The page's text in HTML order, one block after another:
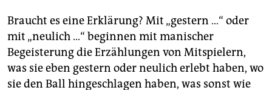
Braucht es eine Erklärung? Mit „gestern …“ oder
mit „neulich …“ beginnen mit manischer
Begeisterung die Erzählungen von Mitspielern,
was sie eben gestern oder neulich erlebt haben, wo
sie den Ball hingeschlagen haben, was sonst wie